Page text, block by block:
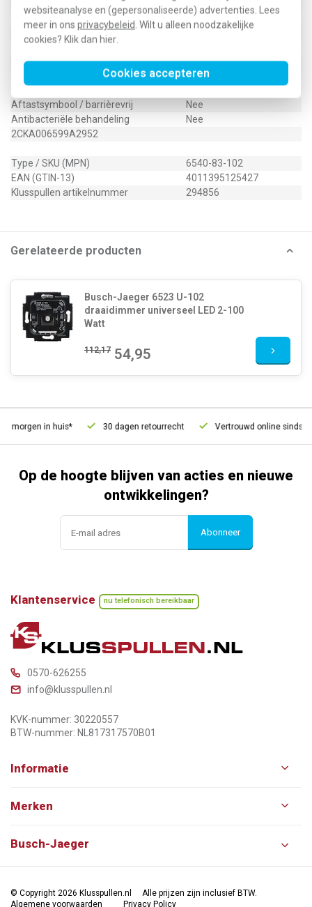
websiteanalyse en (gepersonaliseerde) advertenties. Lees
meer in ons privacybeleid. Wilt u alleen noodzakelijke
cookies? Klik dan hier.
Cookies accepteren
Slagvastheid
IK03
Met indicatieveld
Nee
Met verwisselbare lens/symbool
Geschikt voor beschermingsgraad (IP)
IP20
Geschikt voor bussysteem-
Nee
Aftastsymbool / barrièrevrij
Nee
Antibacteriële behandeling
Nee
2CKA006599A2952
Type / SKU (MPN)
6540-83-102
EAN (GTIN-13)
4011395125427
Klusspullen artikelnummer
294856
Gerelateerde producten
Busch-Jaeger 6523 U-102
draaidimmer universeel LED 2-100
Watt
112,17 54,95
morgen in huis* 30 dagen retourrecht Vertrouwd online sinds
Op de hoogte blijven van acties en nieuwe
ontwikkelingen?
Abonneer
Klantenservice nu telefonisch bereikbaar
0570-626255
info@klusspullen.nl
KVK-nummer: 30220557
BTW-nummer: NL817317570B01
Informatie
Merken
Busch-Jaeger
© Copyright 2026 Klusspullen.nl
Alle prijzen zijn inclusief BTW.
Algemene voorwaarden
Privacy Policy